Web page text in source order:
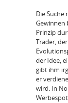
Die Suche
Gewinnen
Prinzip
Trader,
der Idee,
gibt ihm
er
wird. In